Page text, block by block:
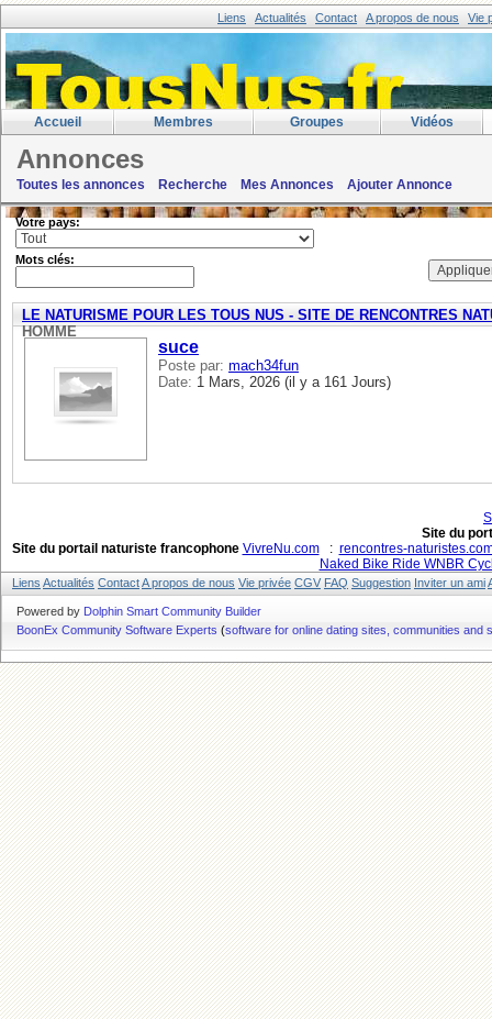
Liens Actualités Contact A propos de nous Vie
Accueil Membres Groupes Vidéos
Annonces
Toutes les annonces Recherche Mes Annonces Ajouter Annonce
filtre: Rencontres -> homme cherche
Votre pays:
Mots clés:
LE NATURISME POUR LES TOUS NUS - SITE DE RENCONTRES
HOMME
suce
Poste par: mach34fun
Date: 1 Mars, 2026 (il y a 161 Jours)
Site du
Site du portail naturiste francophone VivreNu.com: rencontres-
Naked Bike Ride WNBR
Liens Actualités ContactA propos de nous Vie privée CGV FAQ Suggestion Inviter un ami
Powered by Dolphin Smart Community Builder
BoonEx Community Software Experts (software for online dating sites, communities and